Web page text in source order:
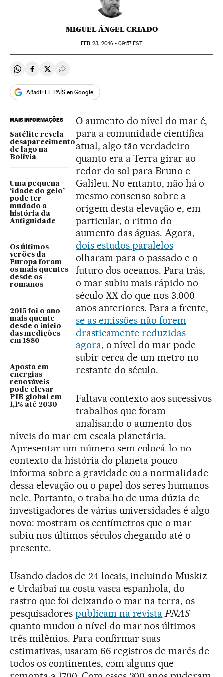
MIGUEL ÁNGEL CRIADO
FEB 23, 2016 - 09:57EST
Compartir en Whatsapp
Compartir en Facebook
Compartir en Twitter
Desplegar Redes Sociales
Añadir EL PAÍS en Google
MAIS INFORMAÇÕES
Satélite revela
desaparecimento
de lago na
Bolívia
Uma pequena
‘idade do gelo’
pode ter
mudado a
história da
Antiguidade
Os últimos
verões da
Europa foram
os mais quentes
desde os
romanos
2015 foi o ano
mais quente
desde o início
das medições
em 1880
Aposta em
energias
renováveis
pode elevar
PIB global em
1,1% até 2030
O aumento do nível do mar é,
para a comunidade científica
atual, algo tão verdadeiro
quanto era a Terra girar ao
redor do sol para Bruno e
Galileu. No entanto, não há o
mesmo consenso sobre a
origem desta elevação e, em
particular, o ritmo do
aumento das águas. Agora,
dois estudos paralelos
olharam para o passado e o
futuro dos oceanos. Para trás,
o mar subiu mais rápido no
século XX do que nos 3.000
anos anteriores. Para a frente,
se as emissões não forem
drasticamente reduzidas
agora, o nível do mar pode
subir cerca de um metro no
restante do século.
Faltava contexto aos sucessivos
trabalhos que foram
analisando o aumento dos
níveis do mar em escala planetária.
Apresentar um número sem colocá-lo no
contexto da história do planeta pouco
informa sobre a gravidade ou a normalidade
dessa elevação ou o papel dos seres humanos
nele. Portanto, o trabalho de uma dúzia de
investigadores de várias universidades é algo
novo: mostram os centímetros que o mar
subiu nos últimos séculos chegando até o
presente.
Usando dados de 24 locais, incluindo Muskiz
e Urdaibai na costa vasca espanhola, do
rastro que foi deixando o mar na terra, os
pesquisadores publicam na revista PNAS
quanto mudou o nível do mar nos últimos
três milênios. Para confirmar suas
estimativas, usaram 66 registros de marés de
todos os continentes, com alguns que